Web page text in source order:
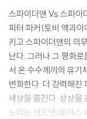
스파이더맨 Vs 스파이
피터 파커(토비 맥과이
키고 스파이더맨의 의
난다. 그러나 그 평화
서 온 수수께끼의 유기
변화한다. 더 강력해진
세상을 즐긴다. 상상을
노리는 샌드맨(토마스